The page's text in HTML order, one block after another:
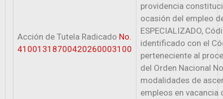
Acción de Tutela Radicado No.
41001318700420260003100
providencia
ocasión del empleo
ESPECIALIZADO,
identificado con el
perteneciente al
del Orden Nacional
modalidades de
empleos en